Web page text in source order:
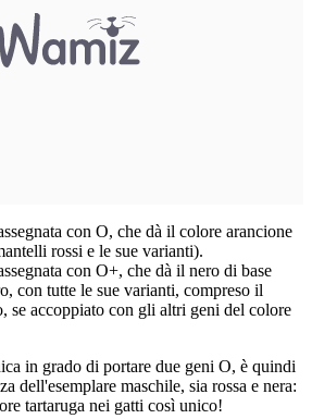
con O, che dà il colore arancione
rossi e le sue varianti).
con O+, che dà il nero di base
con tutte le sue varianti, compreso il
se accoppiato con gli altri geni del colore
in grado di portare due geni O, è quindi
dell'esemplare maschile, sia rossa e nera:
tartaruga nei gatti così unico!